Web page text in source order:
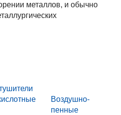
металлов, и обычно
Воздушно-
пенные